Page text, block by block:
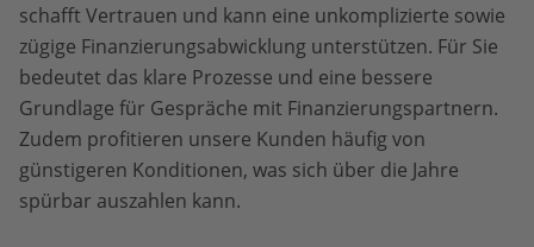
schafft Vertrauen und kann eine unkomplizierte sowie
zügige Finanzierungsabwicklung unterstützen. Für Sie
bedeutet das klare Prozesse und eine bessere
Grundlage für Gespräche mit Finanzierungspartnern.
Zudem profitieren unsere Kunden häufig von
günstigeren Konditionen, was sich über die Jahre
spürbar auszahlen kann.